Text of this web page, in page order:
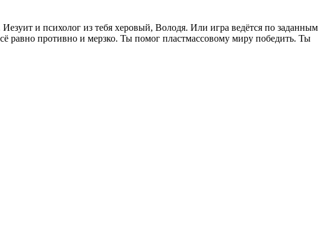
и психолог из тебя херовый, Володя. Или игра ведётся по заданным
равно противно и мерзко. Ты помог пластмассовому миру победить. Ты